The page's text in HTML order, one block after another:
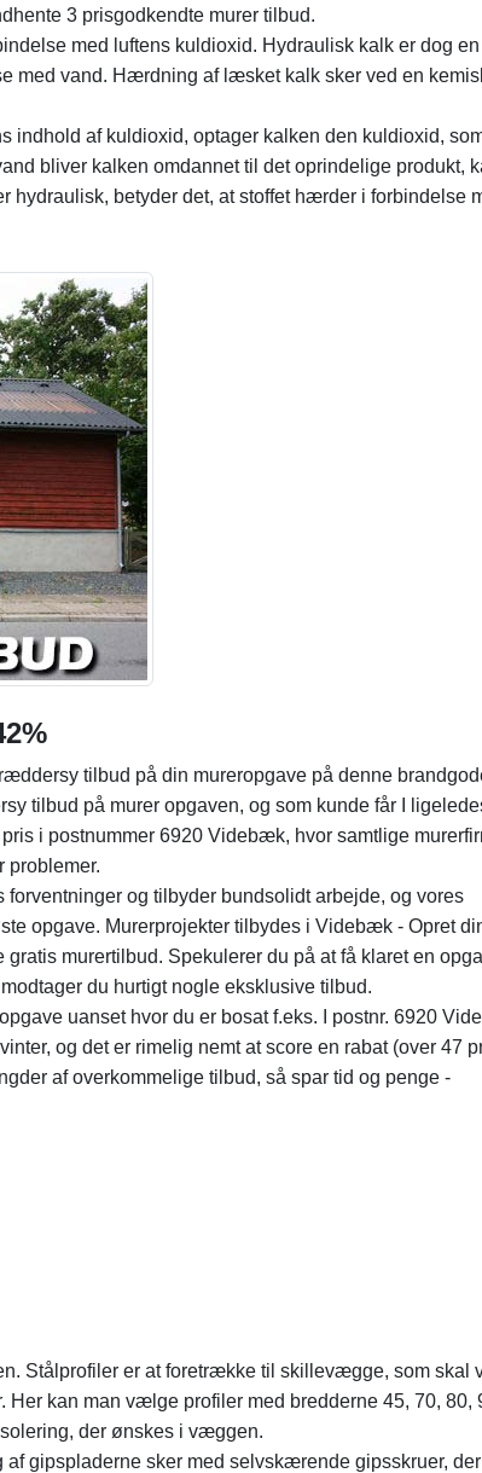
3 prisgodkendte murer tilbud.
med luftens kuldioxid. Hydraulisk kalk er dog en
med vand. Hærdning af læsket kalk sker ved en
indhold af kuldioxid, optager kalken den kuldioxid,
bliver kalken omdannet til det oprindelige produkt,
hydraulisk, betyder det, at stoffet hærder i forbindelse
tilbud på din mureropgave på denne
tilbud på murer opgaven, og som kunde får I
i postnummer 6920 Videbæk, hvor samtlige
problemer.
og tilbyder bundsolidt arbejde, og vores
opgave. Murerprojekter tilbydes i Videbæk - Opret
murertilbud. Spekulerer du på at få klaret en
du hurtigt nogle eksklusive tilbud.
uanset hvor du er bosat f.eks. I postnr. 6920
og det er rimelig nemt at score en rabat (over 47
af overkommelige tilbud, så spar tid og penge -
Stålprofiler er at foretrække til skillevægge, som skal
kan man vælge profiler med bredderne 45, 70, 80,
der ønskes i væggen.
gipspladerne sker med selvskærende gipsskruer,